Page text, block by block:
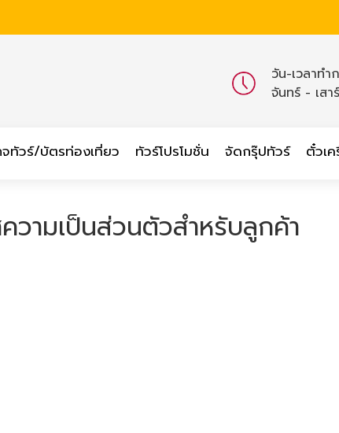
วัน-เวลาทำ
จันทร์ - เส
ทัวร์/บัตรท่องเที่ยว ทัวร์โปรโมชั่น จัดกรุ๊ปทัวร์ ตั๋วเ
วามเป็นส่วนตัวสําหรับลูกค้า